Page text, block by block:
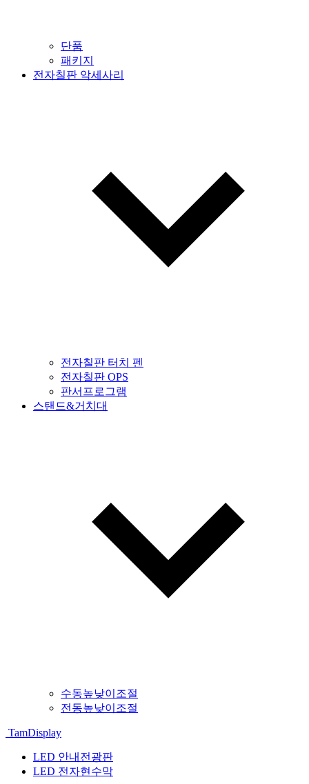
단품
패키지
전자칠판 악세사리
전자칠판 터치 펜
전자칠판 OPS
판서프로그램
스탠드&거치대
수동높낮이조절
전동높낮이조절
TamDisplay
LED 안내전광판
LED 전자현수막